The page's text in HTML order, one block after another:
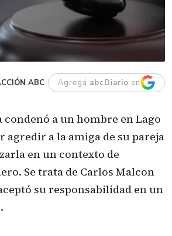
ABC Agregá abcDiario en
condenó a un hombre en Lago
agredir a la amiga de su pareja
en un contexto de
Se trata de Carlos Malcon
su responsabilidad en un